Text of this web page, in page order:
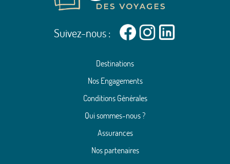
Suivez-nous :
Destinations
Nos Engagements
Conditions Générales
Qui sommes-nous ?
Assurances
Nos partenaires